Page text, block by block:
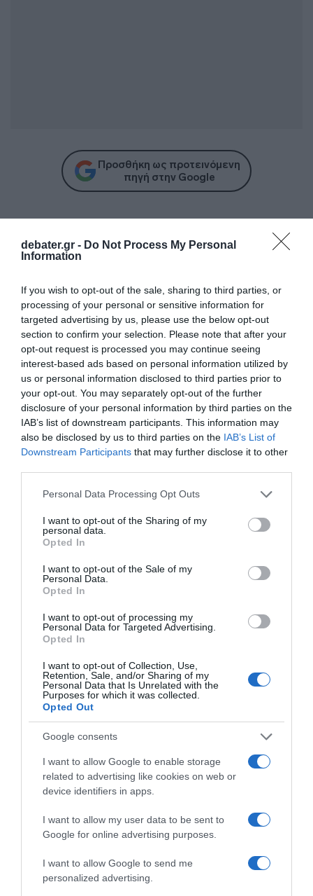
debater.gr - Do Not Process My Personal
Information
If you wish to opt-out of the sale, sharing to third parties, or
processing of your personal or sensitive information for
targeted advertising by us, please use the below opt-out
section to confirm your selection. Please note that after your
opt-out request is processed you may continue seeing
interest-based ads based on personal information utilized by
us or personal information disclosed to third parties prior to
your opt-out. You may separately opt-out of the further
disclosure of your personal information by third parties on the
IAB’s list of downstream participants. This information may
also be disclosed by us to third parties on the IAB’s List of
Downstream Participants that may further disclose it to other
Please note that this website/app uses one or more Google
not limited to your visit or usage behaviour. You may click to
grant or deny consent to Google and its third-party tags to
use your data for below specified purposes in below Google
consent section.
Personal Data Processing Opt Outs
I want to opt-out of the Sharing of my
personal data.
Opted In
I want to opt-out of the Sale of my
Personal Data.
Opted In
I want to opt-out of processing my
Personal Data for Targeted Advertising.
Opted In
I want to opt-out of Collection, Use,
Retention, Sale, and/or Sharing of my
Personal Data that Is Unrelated with the
Purposes for which it was collected.
Opted Out
Google consents
I want to allow Google to enable storage
related to advertising like cookies on web or
device identifiers in apps.
I want to allow my user data to be sent to
Google for online advertising purposes.
I want to allow Google to send me
personalized advertising.
Προσθήκη ως προτεινόμενη
πηγή στην Google
διαλύει το success story της κυβέρνησης”
Σαμοθράκη: Αίσιο τέλος για ηλικιωμένη
Ιταλίδα τουρίστρια που έχασε τις αισθήσεις
της – Σώθηκε χάρη στην άμεση επέμβαση
νεαρού ναυαγοσώστη
Χαλκιδική: Επιχείρηση μεταφοράς
49χρονης Γερμανίδας που τραυματίστηκε
σε δύσβατο σημείο στη Συκιά
ΣΤΑΣΥ: 29,4 χλμ. νέων σιδηροτροχιών στο
Μετρό της Αθήνας – Το έργο παραδίδεται
τον Σεπτέμβριο, 5 μήνες νωρίτερα
Ακολούθησε το debater.gr στο
Share
ΕΒΡΟΣ ΠΛΗΜΜΥΡΕΣ
ΣΧΟΛΙΑ